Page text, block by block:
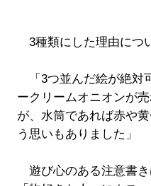
3種類にした理由につ
「3つ並んだ絵が絶対
ークリームオニオンが
が、水筒であれば赤や
う思いもありました」
遊び心のある注意書